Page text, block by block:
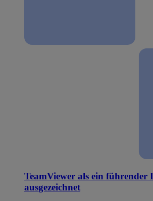
TeamViewer als ein führender
ausgezeichnet